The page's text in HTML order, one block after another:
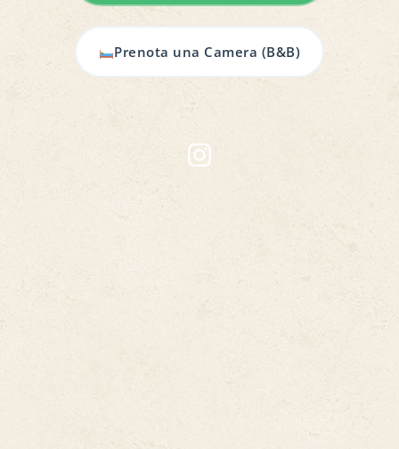
Prenota una Camera (B&B)